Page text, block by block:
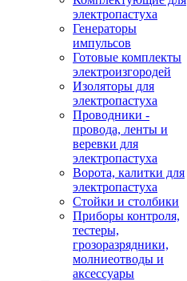
электропастуха
Генераторы
импульсов
Готовые комплекты
электроизгородей
Изоляторы для
электропастуха
Проводники -
провода, ленты и
веревки для
электропастуха
Ворота, калитки для
электропастуха
Стойки и столбики
Приборы контроля,
тестеры,
грозоразрядники,
молниеотводы и
аксессуары